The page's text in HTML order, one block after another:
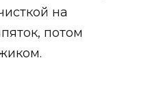
на
потом